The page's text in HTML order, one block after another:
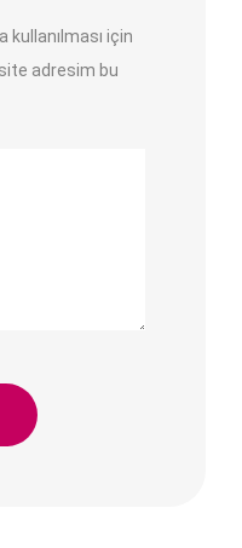
kullanılması için
adresim bu